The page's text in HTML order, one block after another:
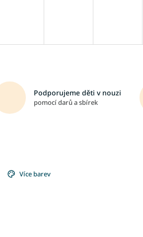
Podporujeme děti v nouzi
pomocí darů a sbírek
Více barev